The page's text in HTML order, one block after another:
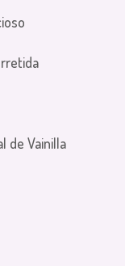
de Vainilla